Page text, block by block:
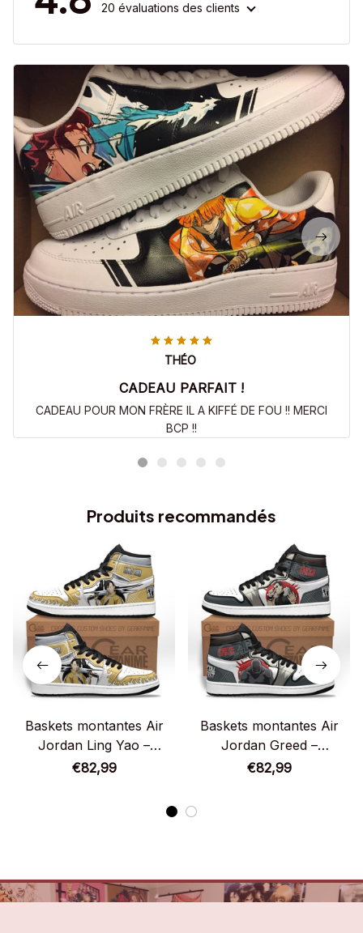
20 évaluations des clients
THÉO
CADEAU PARFAIT !
CADEAU POUR MON FRÈRE IL A KIFFÉ DE FOU !! MERCI
BCP !!
Produits recommandés
Baskets montantes Air
Jordan Ling Yao –
Chaussures montantes
€82,99
Baskets montantes Air
Jordan Greed –
Chaussures montantes
€82,99